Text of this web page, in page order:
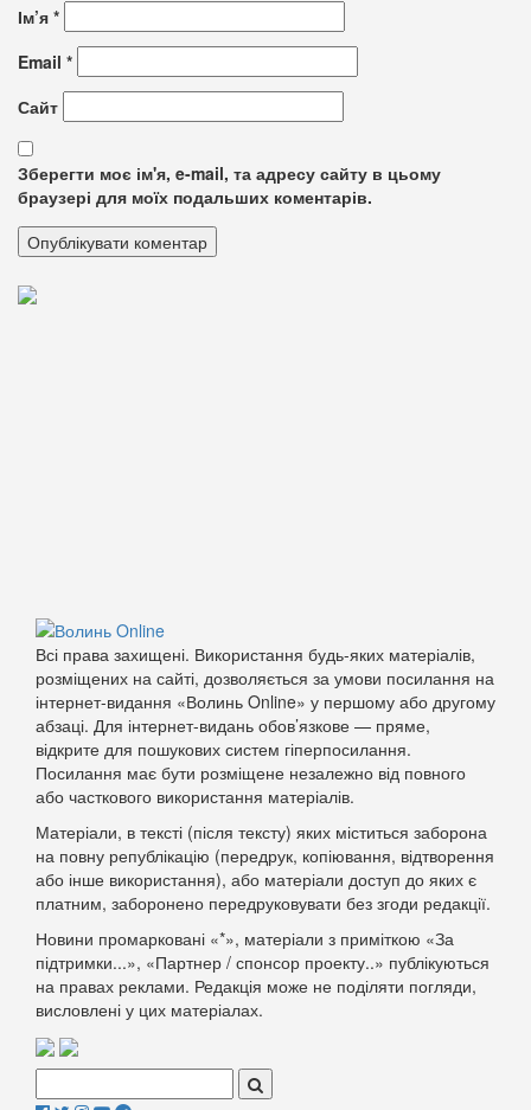
Ім’я *
Email *
Сайт
Зберегти моє ім'я, e-mail, та адресу сайту в цьому
браузері для моїх подальших коментарів.
Всі права захищені. Використання будь-яких матеріалів,
розміщених на сайті, дозволяється за умови посилання на
інтернет-видання «Волинь Online» у першому або другому
абзаці. Для інтернет-видань обов’язкове — пряме,
відкрите для пошукових систем гіперпосилання.
Посилання має бути розміщене незалежно від повного
або часткового використання матеріалів.
Матеріали, в тексті (після тексту) яких міститься заборона
на повну републікацію (передрук, копіювання, відтворення
або інше використання), або матеріали доступ до яких є
платним, заборонено передруковувати без згоди редакції.
Новини промарковані «*», матеріали з приміткою «За
підтримки...», «Партнер / спонсор проекту..» публікуються
на правах реклами. Редакція може не поділяти погляди,
висловлені у цих матеріалах.